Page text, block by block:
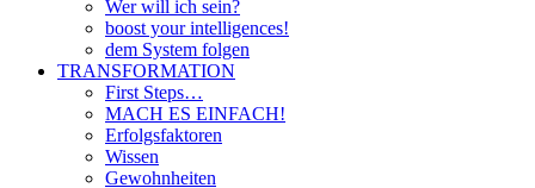
Wer will ich sein?
boost your intelligences!
dem System folgen
TRANSFORMATION
First Steps…
MACH ES EINFACH!
Erfolgsfaktoren
Wissen
Gewohnheiten